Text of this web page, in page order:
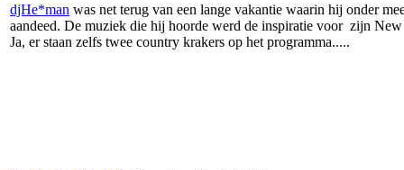
djHe*man was net terug van een lange vakantie waarin hij onder
aandeed. De muziek die hij hoorde werd de inspiratie voor zijn
Ja, er staan zelfs twee country krakers op het programma.....